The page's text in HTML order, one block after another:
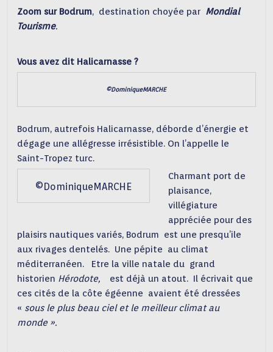
Zoom sur Bodrum, destination choyée par Mondial
Tourisme.
Vous avez dit Halicarnasse ?
©DominiqueMARCHE
Bodrum, autrefois Halicarnasse, déborde d’énergie et
dégage une allégresse irrésistible. On l’appelle le
Saint-Tropez turc.
©DominiqueMARCHE
Charmant port de
plaisance,
villégiature
appréciée pour des
plaisirs nautiques variés, Bodrum est une presqu’ile
aux rivages dentelés. Une pépite au climat
méditerranéen. Etre la ville natale du grand
historien Hérodote,
est déjà un atout. Il écrivait que
ces cités de la côte égéenne avaient été dressées
« sous le plus beau ciel et le meilleur climat au
monde ».